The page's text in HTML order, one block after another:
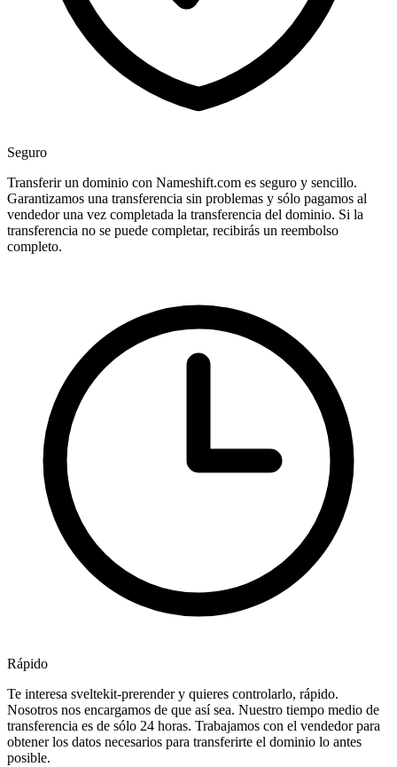
Seguro
Transferir un dominio con Nameshift.com es seguro y sencillo.
Garantizamos una transferencia sin problemas y sólo pagamos al
vendedor una vez completada la transferencia del dominio. Si la
transferencia no se puede completar, recibirás un reembolso
completo.
Rápido
Te interesa sveltekit-prerender y quieres controlarlo, rápido.
Nosotros nos encargamos de que así sea. Nuestro tiempo medio de
transferencia es de sólo 24 horas. Trabajamos con el vendedor para
obtener los datos necesarios para transferirte el dominio lo antes
posible.